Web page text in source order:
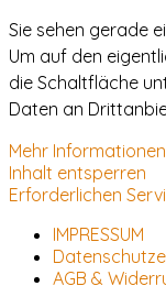
Sie sehen gerade
Um auf den
die Schaltfläche
Daten an
Mehr Informationen
Inhalt entsperren
Erforderlichen
IMPRESSUM
AGB &